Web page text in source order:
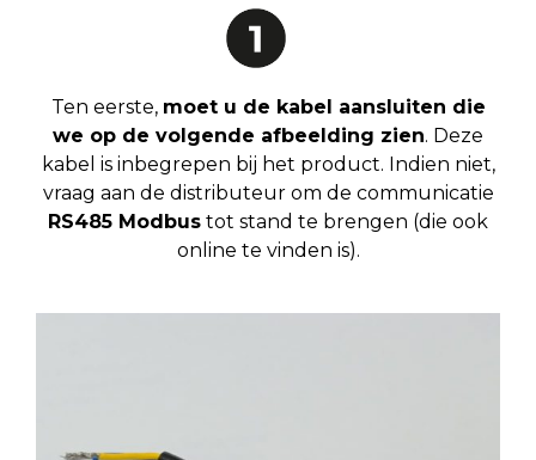
Ten eerste, moet u de kabel aansluiten die
we op de volgende afbeelding zien. Deze
kabel is inbegrepen bij het product. Indien niet,
vraag aan de distributeur om de communicatie
RS485 Modbus tot stand te brengen (die ook
online te vinden is).